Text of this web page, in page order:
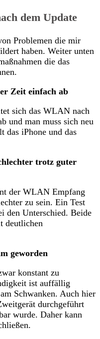
dem Update
Problemen die mir
haben. Weiter unten
die das
Zeit einfach ab
sich das WLAN nach
und man muss sich neu
das iPhone und das
trotz guter
der WLAN Empfang
zu sein. Ein Test
den Unterschied. Beide
deutlichen
geworden
konstant zu
ist auffällig
Schwanken. Auch hier
durchgeführt
wurde. Daher kann